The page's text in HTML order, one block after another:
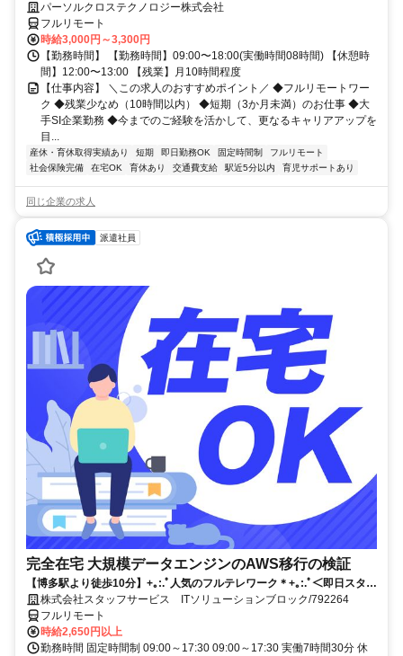
仕事/大手SI企業勤務/今までのご経験を活かして、更なるキャリアアップ
を目指せます
パーソルクロステクノロジー株式会社
フルリモート
時給3,000円～3,300円
【勤務時間】 【勤務時間】09:00〜18:00(実働時間08時間) 【休憩時
間】12:00〜13:00 【残業】月10時間程度
【仕事内容】 ＼この求人のおすすめポイント／ ◆フルリモートワー
ク ◆残業少なめ（10時間以内） ◆短期（3か月未満）のお仕事 ◆大
手SI企業勤務 ◆今までのご経験を活かして、更なるキャリアアップを
目...
産休・育休取得実績あり 短期 即日勤務OK 固定時間制
フルリモート
社会保険完備
在宅OK 育休あり 交通費支給 駅近5分以内 育児サポートあり
同じ企業の求人
派遣社員
完全在宅 大規模データエンジンのAWS移行の検証
【博多駅より徒歩10分】+｡:.ﾟ人気のフルテレワーク＊+｡:.ﾟ＜即日スター
トのお仕事です！＞ご応募お待ちしております！！
株式会社スタッフサービス ITソリューションブロック/792264
フルリモート
時給2,650円以上
勤務時間 固定時間制 09:00～17:30 09:00～17:30 実働7時間30分 休